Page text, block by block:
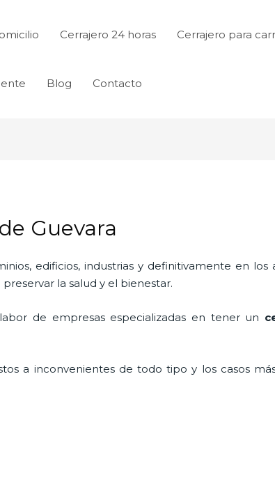
Cerrajero 24 horas Cerrajero para
Blog Contacto
Guevara
edificios, industrias y definitivamente en
la salud y el bienestar.
de empresas especializadas en tener un
a inconvenientes de todo tipo y los casos